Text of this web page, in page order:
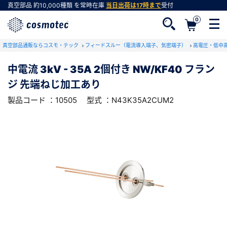
真空部品 約10,000種類 を常時在庫 当日出荷は17時まで受付
0
真空部品通販ならコスモ・テック フィードスルー（電流導入端子、気密端子） 高電圧・低中
中電流 3kV - 35A 2個付き NW/KF40 フラン
ジ 先端ねじ加工あり
製品コード ：10505 型式 ：N43K35A2CUM2
RoHS2適合報告書のダウンロード
下記製品のRoHS2適合報告書のダウンロードをします。
中電流 3kV - 35A 2個付き NW/KF40 フラ
ンジ 先端ねじ加工あり
型式 ：N43K35A2CUM2 製品コード ：10505
ダウンロードする
会員登録がお済みでない方
会員登録をすれば、便利な機能がご利用いただけ